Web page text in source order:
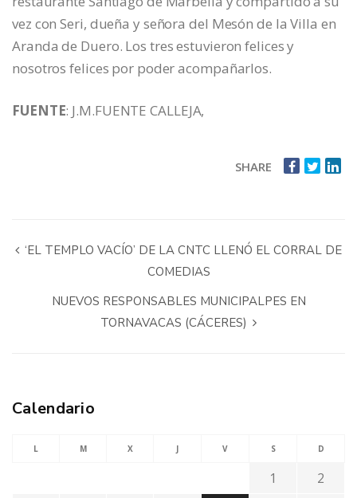
vez con Seri, dueña y señora del Mesón de la Villa en
Aranda de Duero. Los tres estuvieron felices y
nosotros felices por poder acompañarlos.
FUENTE: J.M.FUENTE CALLEJA,
SHARE
‘EL TEMPLO VACÍO’ DE LA CNTC LLENÓ EL CORRAL DE
COMEDIAS
NUEVOS RESPONSABLES MUNICIPALPES EN
TORNAVACAS (CÁCERES)
Calendario
L M X J V S D
1 2